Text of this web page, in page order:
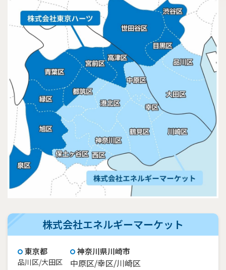
株式会社エネルギーマーケット
東京都
品川区/大田区
神奈川県川崎市
中原区/幸区/川崎区